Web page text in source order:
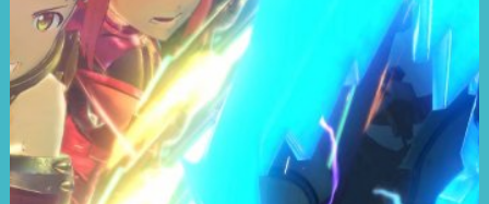
de un mundo hostil.